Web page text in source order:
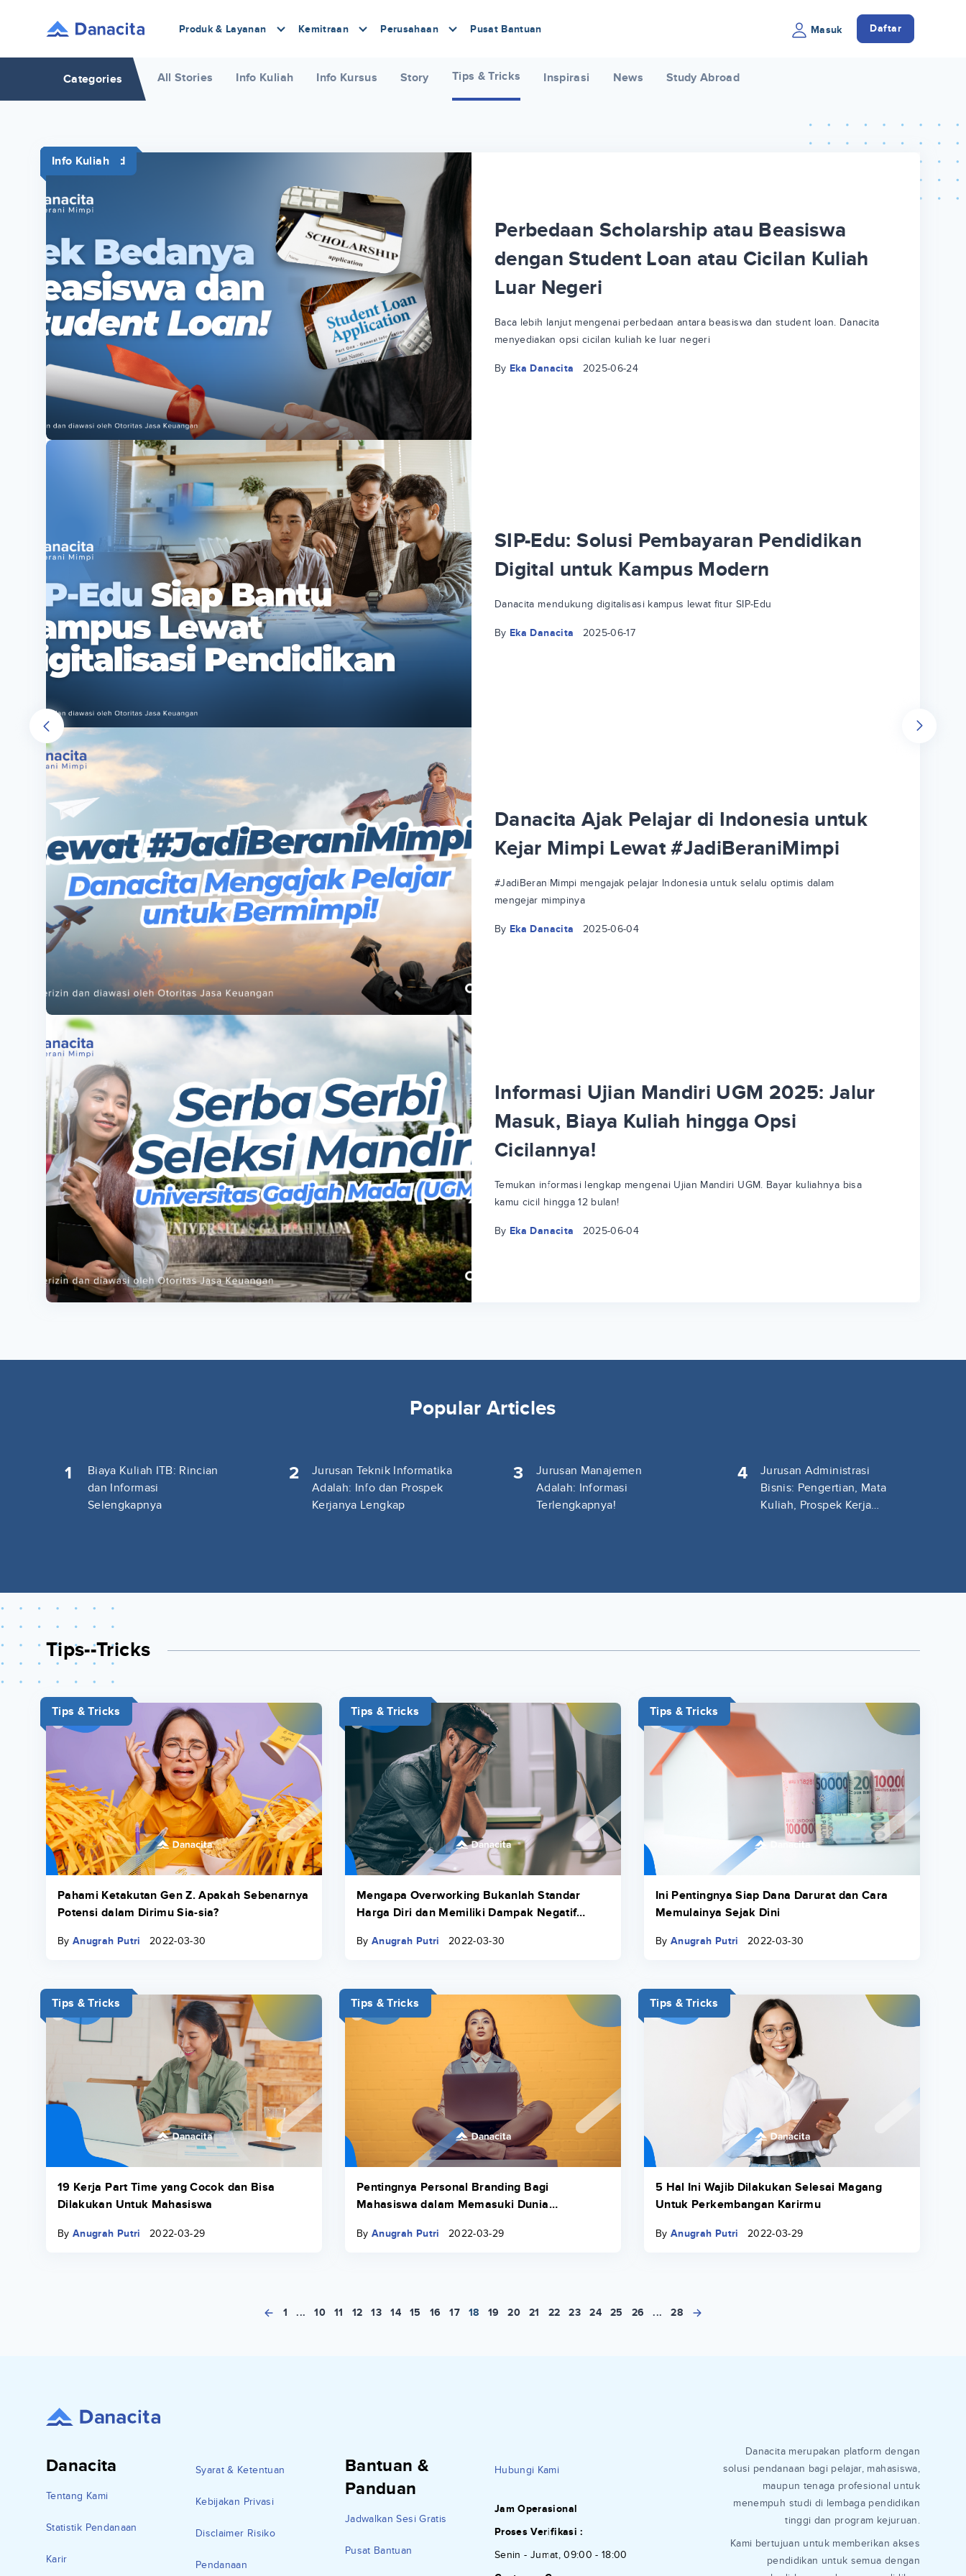
Produk & Layanan Kemitraan Perusahaan Pusat Bantuan Masuk Daftar
Categories All Stories Info Kuliah Info Kursus Story Tips & Tricks Inspirasi News Study Abroad
Study Abroad
Perbedaan Scholarship atau Beasiswa
dengan Student Loan atau Cicilan Kuliah
Luar Negeri
Baca lebih lanjut mengenai perbedaan antara beasiswa dan student loan. Danacita
menyediakan opsi cicilan kuliah ke luar negeri
By Eka Danacita 2025-06-24
News
SIP-Edu: Solusi Pembayaran Pendidikan
Digital untuk Kampus Modern
Danacita mendukung digitalisasi kampus lewat fitur SIP-Edu
By Eka Danacita 2025-06-17
News
Danacita Ajak Pelajar di Indonesia untuk
Kejar Mimpi Lewat #JadiBeraniMimpi
#JadiBeraniMimpi mengajak pelajar Indonesia untuk selalu optimis dalam
mengejar mimpinya
By Eka Danacita 2025-06-04
Info Kuliah
Informasi Ujian Mandiri UGM 2025: Jalur
Masuk, Biaya Kuliah hingga Opsi
Cicilannya!
Temukan informasi lengkap mengenai Ujian Mandiri UGM. Bayar kuliahnya bisa
kamu cicil hingga 12 bulan!
By Eka Danacita 2025-06-04
Popular Articles
1
Biaya Kuliah ITB: Rincian
dan Informasi
Selengkapnya
2
Jurusan Teknik Informatika
Adalah: Info dan Prospek
Kerjanya Lengkap
3
Jurusan Manajemen
Adalah: Informasi
Terlengkapnya!
4
Jurusan Administrasi
Bisnis: Pengertian, Mata
Kuliah, Prospek Kerja
Tips--tricks
Tips & Tricks
Pahami Ketakutan Gen Z. Apakah Sebenarnya
Potensi dalam Dirimu Sia-sia?
By Anugrah Putri 2022-03-30
Tips & Tricks
Mengapa Overworking Bukanlah Standar
Harga Diri dan Memiliki Dampak Negatif
By Anugrah Putri 2022-03-30
Tips & Tricks
Ini Pentingnya Siap Dana Darurat dan Cara
Memulainya Sejak Dini
By Anugrah Putri 2022-03-30
Tips & Tricks
19 Kerja Part Time yang Cocok dan Bisa
Dilakukan Untuk Mahasiswa
By Anugrah Putri 2022-03-29
Tips & Tricks
Pentingnya Personal Branding Bagi
Mahasiswa dalam Memasuki Dunia
By Anugrah Putri 2022-03-29
Tips & Tricks
5 Hal Ini Wajib Dilakukan Selesai Magang
Untuk Perkembangan Karirmu
By Anugrah Putri 2022-03-29
1 ... 10 11 12 13 14 15 16 17 18 19 20 21 22 23 24 25 26 ... 28
Danacita
Tentang Kami
Statistik Pendanaan
Karir
Syarat & Ketentuan
Kebijakan Privasi
Disclaimer Risiko
Pendanaan
Bantuan &
Panduan
Jadwalkan Sesi Gratis
Pusat Bantuan
Hubungi Kami
Jam Operasional
Proses Verifikasi :
Senin - Jumat, 09:00 - 18:00
Danacita merupakan platform dengan
solusi pendanaan bagi pelajar, mahasiswa,
maupun tenaga profesional untuk
menempuh studi di lembaga pendidikan
tinggi dan program kejuruan.
Kami bertujuan untuk memberikan akses
pendidikan untuk semua dengan